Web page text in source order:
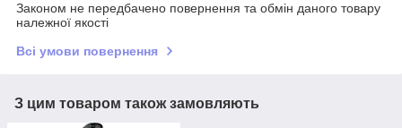
Законом не передбачено повернення та обмін даного товару
належної якості
Всі умови повернення
З цим товаром також замовляють